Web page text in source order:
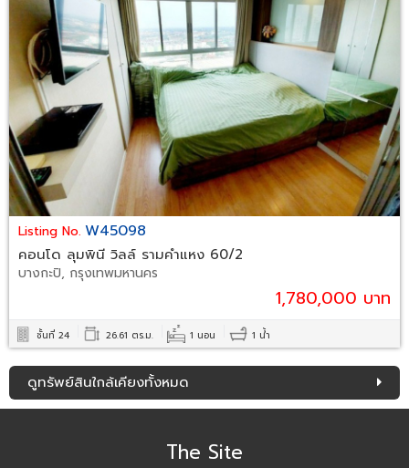
Listing No. W45098
คอนโด ลุมพินี วิลล์ รามคำแหง 60/2
บางกะปิ, กรุงเทพมหานคร
1,780,000 บาท
ชั้นที่ 24 26.61 ตร.ม. 1 นอน 1 น้ำ
ดูทรัพย์สินใกล้เคียงทั้งหมด
The Site